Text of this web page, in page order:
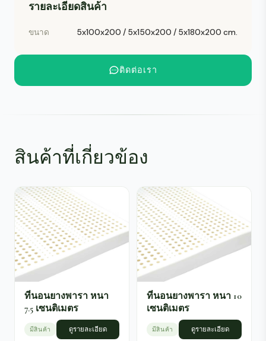
รายละเอียดสินค้า
ขนาด 5x100x200 / 5x150x200 / 5x180x200 cm.
ติดต่อเรา
สินค้าที่เกี่ยวข้อง
ที่นอนยางพารา หนา
7.5 เซนติเมตร
มีสินค้า ดูรายละเอียด
ที่นอนยางพารา หนา 10
เซนติเมตร
มีสินค้า ดูรายละเอียด